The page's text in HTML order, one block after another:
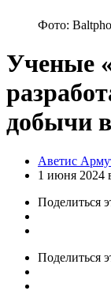
Фото:
Ученые
добычи
Posted
by
Аветис
1 июня 2024
Поделиться
Поделиться